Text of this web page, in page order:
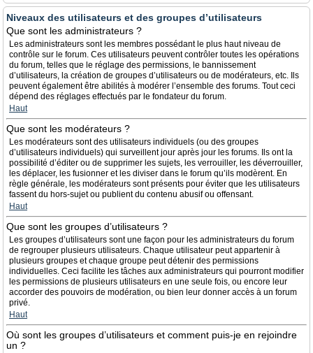
Niveaux des utilisateurs et des groupes d’utilisateurs
Que sont les administrateurs ?
Les administrateurs sont les membres possédant le plus haut niveau de
contrôle sur le forum. Ces utilisateurs peuvent contrôler toutes les opérations
du forum, telles que le réglage des permissions, le bannissement
d’utilisateurs, la création de groupes d’utilisateurs ou de modérateurs, etc. Ils
peuvent également être abilités à modérer l’ensemble des forums. Tout ceci
dépend des réglages effectués par le fondateur du forum.
Haut
Que sont les modérateurs ?
Les modérateurs sont des utilisateurs individuels (ou des groupes
d’utilisateurs individuels) qui surveillent jour après jour les forums. Ils ont la
possibilité d’éditer ou de supprimer les sujets, les verrouiller, les déverrouiller,
les déplacer, les fusionner et les diviser dans le forum qu’ils modèrent. En
règle générale, les modérateurs sont présents pour éviter que les utilisateurs
fassent du hors-sujet ou publient du contenu abusif ou offensant.
Haut
Que sont les groupes d’utilisateurs ?
Les groupes d’utilisateurs sont une façon pour les administrateurs du forum
de regrouper plusieurs utilisateurs. Chaque utilisateur peut appartenir à
plusieurs groupes et chaque groupe peut détenir des permissions
individuelles. Ceci facilite les tâches aux administrateurs qui pourront modifier
les permissions de plusieurs utilisateurs en une seule fois, ou encore leur
accorder des pouvoirs de modération, ou bien leur donner accès à un forum
privé.
Haut
Où sont les groupes d’utilisateurs et comment puis-je en rejoindre
un ?